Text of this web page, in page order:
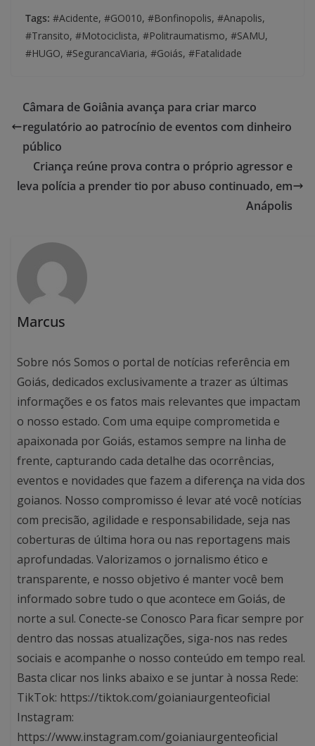
Tags: #Acidente, #GO010, #Bonfinopolis, #Anapolis,
#Transito, #Motociclista, #Politraumatismo, #SAMU,
#HUGO, #SegurancaViaria, #Goiás, #Fatalidade
Câmara de Goiânia avança para criar marco
regulatório ao patrocínio de eventos com dinheiro
público
Criança reúne prova contra o próprio agressor e
leva polícia a prender tio por abuso continuado, em
Anápolis
Marcus
Sobre nós Somos o portal de notícias referência em
Goiás, dedicados exclusivamente a trazer as últimas
informações e os fatos mais relevantes que impactam
o nosso estado. Com uma equipe comprometida e
apaixonada por Goiás, estamos sempre na linha de
frente, capturando cada detalhe das ocorrências,
eventos e novidades que fazem a diferença na vida dos
goianos. Nosso compromisso é levar até você notícias
com precisão, agilidade e responsabilidade, seja nas
coberturas de última hora ou nas reportagens mais
aprofundadas. Valorizamos o jornalismo ético e
transparente, e nosso objetivo é manter você bem
informado sobre tudo o que acontece em Goiás, de
norte a sul. Conecte-se Conosco Para ficar sempre por
dentro das nossas atualizações, siga-nos nas redes
sociais e acompanhe o nosso conteúdo em tempo real.
Basta clicar nos links abaixo e se juntar à nossa Rede:
TikTok: https://tiktok.com/goianiaurgenteoficial
Instagram:
https://www.instagram.com/goianiaurgenteoficial